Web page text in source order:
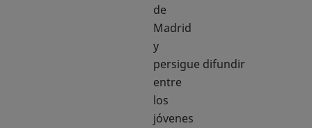
de
Madrid
y
persigue difundir
entre
los
jóvenes